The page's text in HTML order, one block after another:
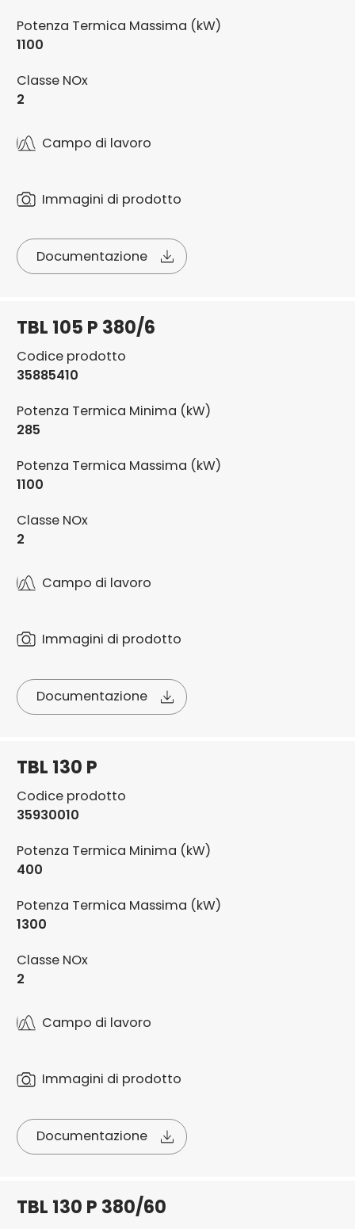
Potenza Termica Massima (kW)
1100
Classe NOx
2
Campo di lavoro
Immagini di prodotto
Documentazione
TBL 105 P 380/6
Codice prodotto
35885410
Potenza Termica Minima (kW)
285
Potenza Termica Massima (kW)
1100
Classe NOx
2
Campo di lavoro
Immagini di prodotto
Documentazione
TBL 130 P
Codice prodotto
35930010
Potenza Termica Minima (kW)
400
Potenza Termica Massima (kW)
1300
Classe NOx
2
Campo di lavoro
Immagini di prodotto
Documentazione
TBL 130 P 380/60